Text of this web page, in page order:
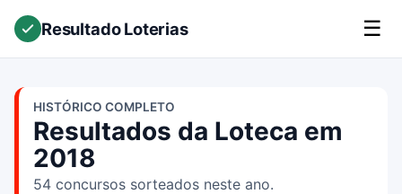
Resultado Loterias ☰
HISTÓRICO COMPLETO
Resultados da Loteca em
2018
54 concursos sorteados neste ano.